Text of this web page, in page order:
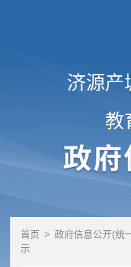
济源产
教
首页 > 政府信息公开(统
示